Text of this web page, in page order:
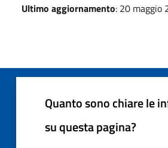
Ultimo aggiornamento: 20 maggio
Quanto sono chiare le
su questa pagina?